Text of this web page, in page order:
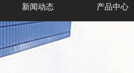
新闻动态 产品中心